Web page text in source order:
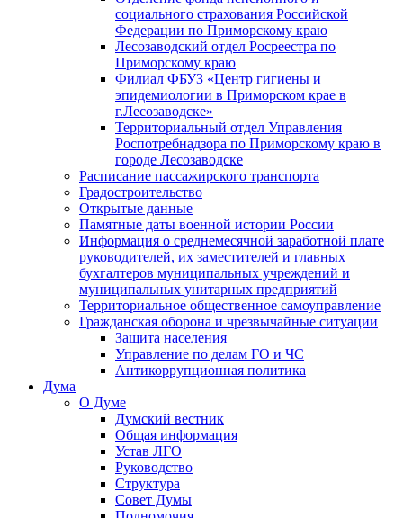
социального страхования Российской
Федерации по Приморскому краю
Лесозаводский отдел Росреестра по
Приморскому краю
Филиал ФБУЗ «Центр гигиены и
эпидемиологии в Приморском крае в
г.Лесозаводске»
Территориальный отдел Управления
Роспотребнадзора по Приморскому краю в
городе Лесозаводске
Расписание пассажирского транспорта
Градостроительство
Открытые данные
Памятные даты военной истории России
Информация о среднемесячной заработной плате
руководителей, их заместителей и главных
бухгалтеров муниципальных учреждений и
муниципальных унитарных предприятий
Территориальное общественное самоуправление
Гражданская оборона и чрезвычайные ситуации
Защита населения
Управление по делам ГО и ЧС
Антикоррупционная политика
Дума
О Думе
Думский вестник
Общая информация
Устав ЛГО
Руководство
Структура
Совет Думы